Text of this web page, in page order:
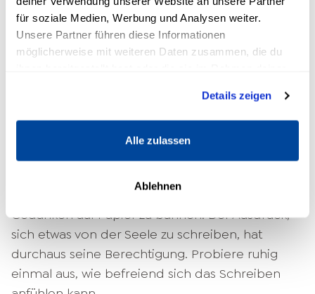
für soziale Medien, Werbung und Analysen weiter.
Unsere Partner führen diese Informationen
möglicherweise mit weiteren Daten zusammen, die du
Details zeigen
Alle zulassen
Ablehnen
jedoch nicht allzu viel Raum einnehmen, kann
es helfen, feste Zeiten einzuplanen, in denen
Grübelnausdrücklich erlaubt ist. So schaffst du
2. Negative Gedanken
aufschreiben
Vielen Menschen hilft es, ihre negativen
Gedanken auf Papier zu bannen. Der Ausdruck,
sich etwas von der Seele zu schreiben, hat
durchaus seine Berechtigung. Probiere ruhig
einmal aus, wie befreiend sich das Schreiben